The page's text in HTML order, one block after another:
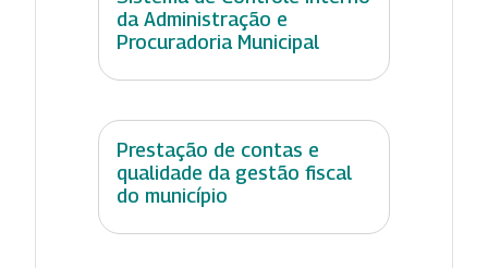
da Administração e
Procuradoria Municipal
Prestação de contas e
qualidade da gestão fiscal
do município